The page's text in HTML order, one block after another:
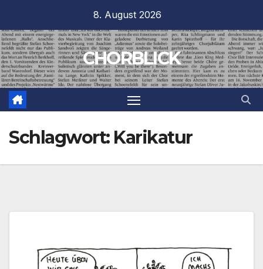
springen
8. August 2026
CHORBLICK
Schlagwort: Karikatur